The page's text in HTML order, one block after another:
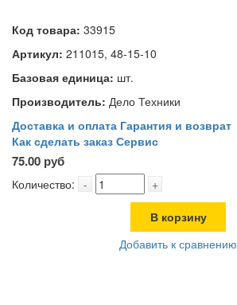
Код товара: 33915
Артикул: 211015, 48-15-10
Базовая единица: шт.
Производитель: Дело Техники
Доставка и оплата Гарантия и возврат
Как сделать заказ Сервис
75.00 руб
Количество: - +
В корзину
Добавить к сравнению